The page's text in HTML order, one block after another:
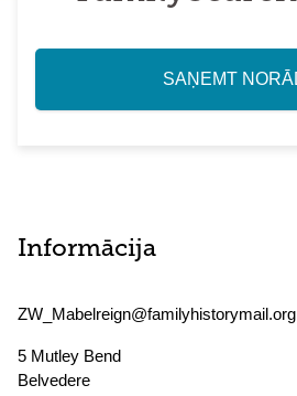
SAŅEMT
Informācija
ZW_Mabelreign@familyhistorymail.org
5 Mutley Bend
Belvedere